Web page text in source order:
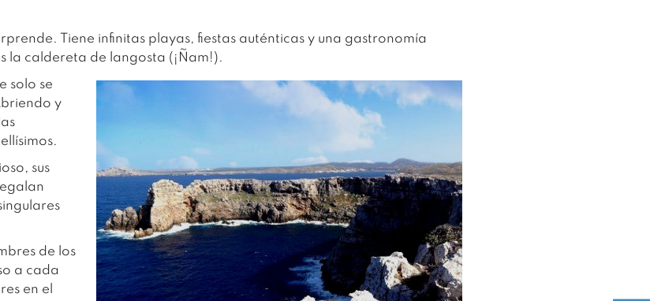
Tiene infinitas playas, fiestas auténticas y una gastronomía
la caldereta de langosta (¡Ñam!).
solo se
y
sus
de los
a cada
en el